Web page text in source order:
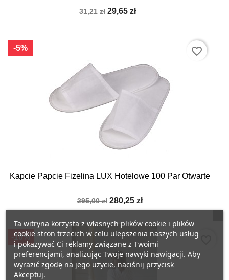
Ta witryna korzysta z własnych plików cookie i plików
cookie stron trzecich w celu ulepszenia naszych usług
i pokazywać Ci reklamy związane z Twoimi
preferencjami, analizując Twoje nawyki nawigacji. Aby
wyrazić zgodę na jego użycie, naciśnij przycisk
Akceptuj.
31,21 zł 29,65 zł
Kapcie Papcie Fizelina LUX Hotelowe 100 Par Otwarte
295,00 zł 280,25 zł
-5% favorite_border
-10%